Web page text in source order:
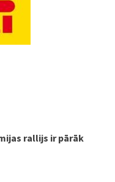
rallijs ir pārāk